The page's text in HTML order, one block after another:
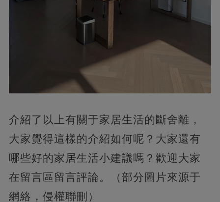
介紹了以上有關于家居生活的斷舍離，
大家覺得這樣的介紹如何呢？大家還有
哪些好的家居生活小建議嗎？歡迎大家
在留言區留言評論。（部分圖片來源于
網絡，侵權聯刪）